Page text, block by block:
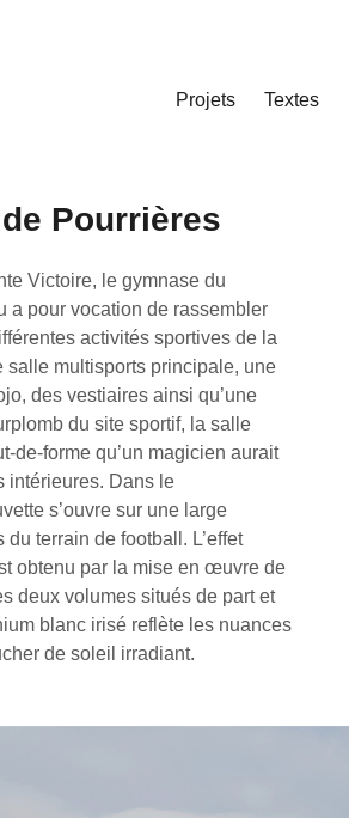
Projets Textes
Pourrières
Victoire, le gymnase du
a pour vocation de rassembler
activités sportives de la
multisports principale, une
des vestiaires ainsi qu’une
du site sportif, la salle
de-forme qu’un magicien aurait
intérieures. Dans le
s’ouvre sur une large
terrain de football. L’effet
obtenu par la mise en œuvre de
deux volumes situés de part et
blanc irisé reflète les nuances
de soleil irradiant.